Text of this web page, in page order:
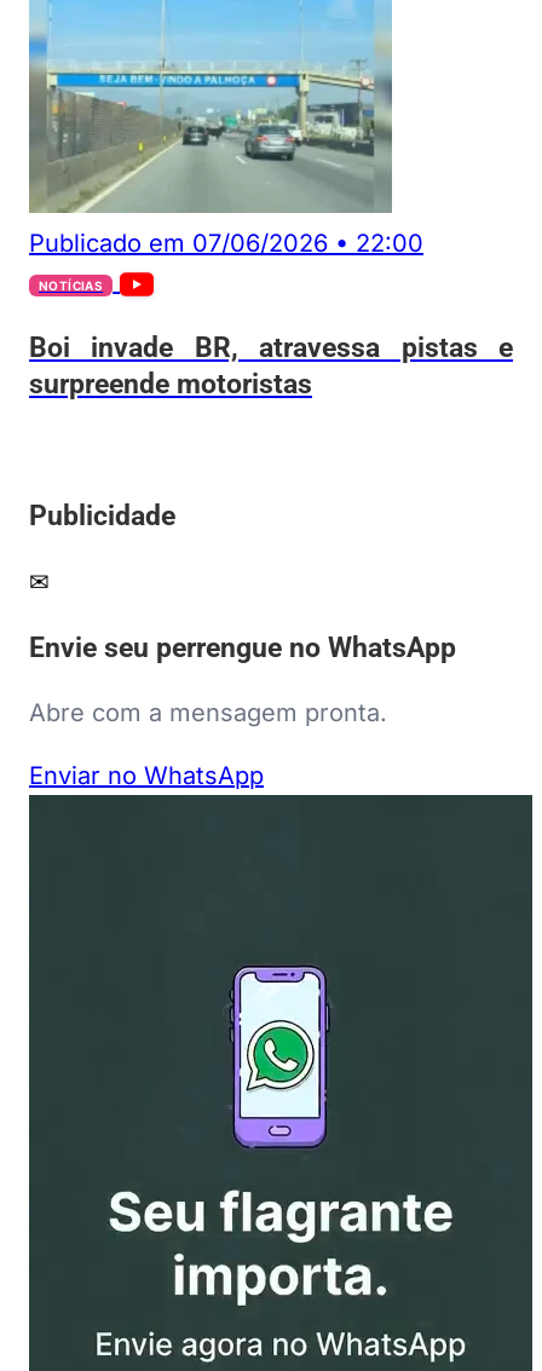
Publicado em 07/06/2026 • 22:00
NOTÍCIAS
Boi invade BR, atravessa pistas e
surpreende motoristas
Publicidade
✉
Envie seu perrengue no WhatsApp
Abre com a mensagem pronta.
Enviar no WhatsApp